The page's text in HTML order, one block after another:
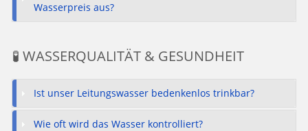
Wasserpreis aus?
🧪 WASSERQUALITÄT & GESUNDHEIT
Ist unser Leitungswasser bedenkenlos trinkbar?
Wie oft wird das Wasser kontrolliert?